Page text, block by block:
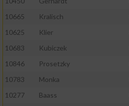
10665
Kralisch
10625
Klier
10683
Kubiczek
10846
Prosetzky
10783
Monka
10277
Baass